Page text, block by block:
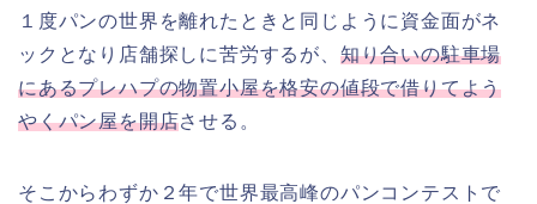
１度パンの世界を離れたときと同じように資金面がネ
ックとなり店舗探しに苦労するが、 知り合いの駐車場
にあるプレハプの物置小屋を格安の値段で借りてよう
やくパン屋を開店させる。
そこからわずか２年で世界最高峰のパンコンテストで